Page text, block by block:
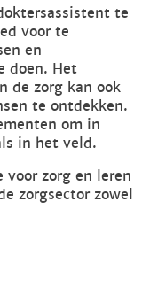
te
voor te
en
doen. Het
de zorg kan ook
te ontdekken.
om in
in het veld.
voor zorg en leren
zorgsector zowel